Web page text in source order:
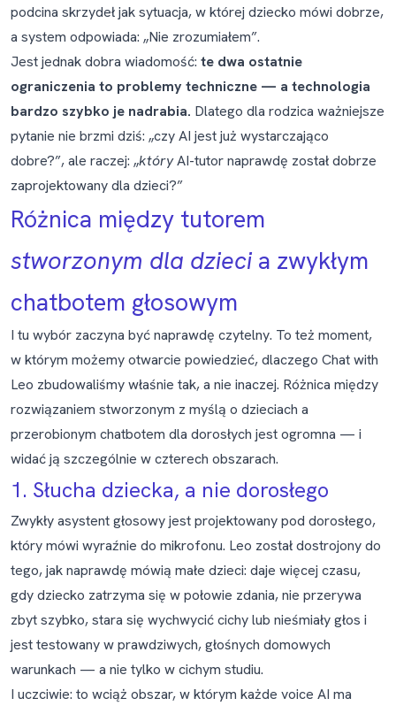
podcina skrzydeł jak sytuacja, w której dziecko mówi dobrze,
a system odpowiada: „Nie zrozumiałem”.
Jest jednak dobra wiadomość: te dwa ostatnie
ograniczenia to problemy techniczne — a technologia
bardzo szybko je nadrabia. Dlatego dla rodzica ważniejsze
pytanie nie brzmi dziś: „czy AI jest już wystarczająco
dobre?”, ale raczej: „któryAI-tutor naprawdę został dobrze
zaprojektowany dla dzieci?”
Różnica między tutorem
stworzonym dla dzieci a zwykłym
chatbotem głosowym
I tu wybór zaczyna być naprawdę czytelny. To też moment,
w którym możemy otwarcie powiedzieć, dlaczego Chat with
Leo zbudowaliśmy właśnie tak, a nie inaczej. Różnica między
rozwiązaniem stworzonym z myślą o dzieciach a
przerobionym chatbotem dla dorosłych jest ogromna — i
widać ją szczególnie w czterech obszarach.
1. Słucha dziecka, a nie dorosłego
Zwykły asystent głosowy jest projektowany pod dorosłego,
który mówi wyraźnie do mikrofonu. Leo został dostrojony do
tego, jak naprawdę mówią małe dzieci: daje więcej czasu,
gdy dziecko zatrzyma się w połowie zdania, nie przerywa
zbyt szybko, stara się wychwycić cichy lub nieśmiały głos i
jest testowany w prawdziwych, głośnych domowych
warunkach — a nie tylko w cichym studiu.
I uczciwie: to wciąż obszar, w którym każde voice AI ma